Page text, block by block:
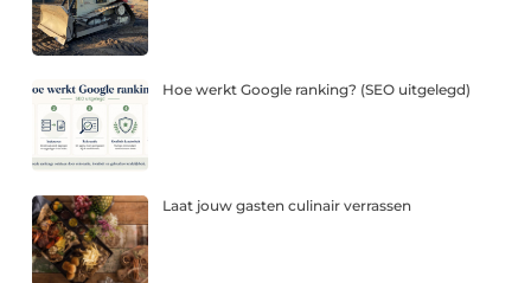
Hoe werkt Google ranking? (SEO uitgelegd)
Laat jouw gasten culinair verrassen